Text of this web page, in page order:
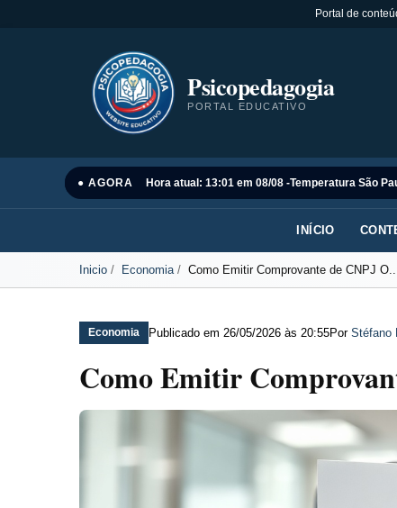
Portal de
Psicopedagogia
PORTAL EDUCATIVO
● AGORA Hora atual: 13:01 em 08/08 -Temperatura São
INÍCIO
Inicio Economia Como Emitir Comprovante de CNPJ
Economia Publicado em 26/05/2026 às 20:55Por Stéfano
Como Emitir